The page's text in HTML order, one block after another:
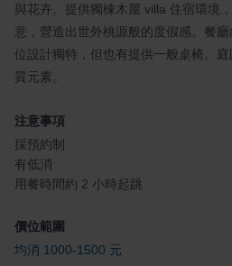
與花卉。提供獨棟木屋 villa 住宿環境
意，營造出世外桃源般的度假感。餐
位設計獨特，但也有提供一般桌椅。
質元素。
注意事項
採預約制
有低消
用餐時間約 2 小時起跳
價位範圍
均消 1000-1500 元